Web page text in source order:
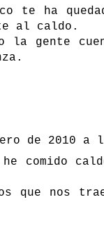
te ha
al caldo.
la gente
de 2010 a
he comido
que nos